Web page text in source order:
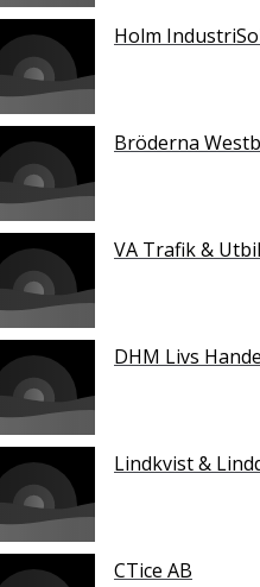
Holm
Bröderna
VA Trafik &
DHM Livs
Lindkvist &
CTice AB